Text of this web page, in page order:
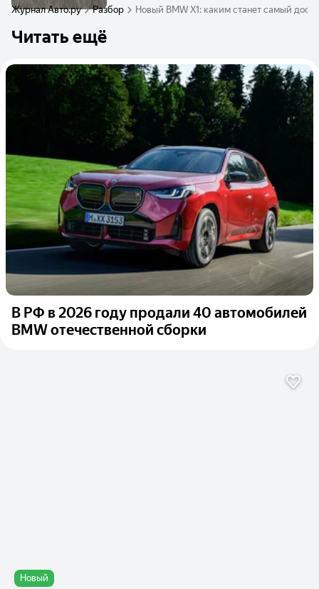
Журнал Авто.ру Разбор Новый BMW X1: каким станет самый
Читать ещё
В РФ в 2026 году продали 40 автомобилей
BMW отечественной сборки
Новый